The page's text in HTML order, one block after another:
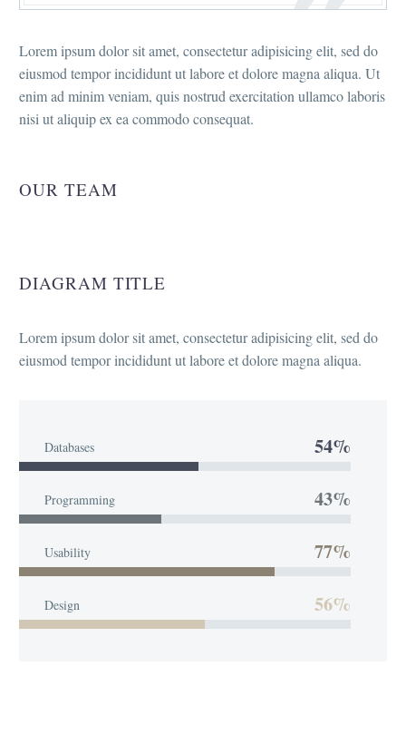
Lorem ipsum dolor sit amet, consectetur adipisicing elit, sed do
eiusmod tempor incididunt ut labore et dolore magna aliqua. Ut
enim ad minim veniam, quis nostrud exercitation ullamco laboris
nisi ut aliquip ex ea commodo consequat.
OUR TEAM
DIAGRAM TITLE
Lorem ipsum dolor sit amet, consectetur adipisicing elit, sed do
eiusmod tempor incididunt ut labore et dolore magna aliqua.
Databases 54%
Programming 43%
Usability 77%
Design 56%